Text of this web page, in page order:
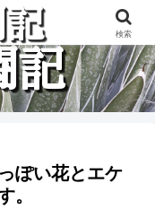
録です。
ぽい花とエケ
。
検索